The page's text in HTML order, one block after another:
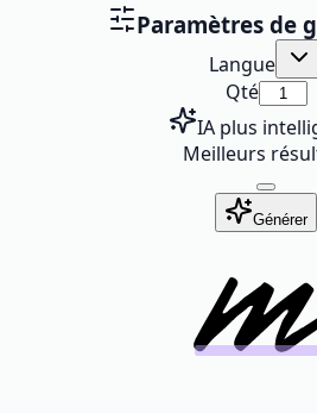
Paramètres de
Langue
Qté
IA plus
Meilleurs
Générer